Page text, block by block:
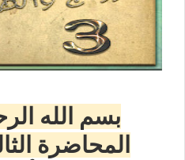
بسم الله
المحاضرة